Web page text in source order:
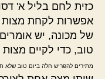
כזית לחם בליל א'
אפשרות לקחת מצות
של מכונה, יש
טוב, כדי לקיים
מתירים להפריש חלה ביום טוב שלא